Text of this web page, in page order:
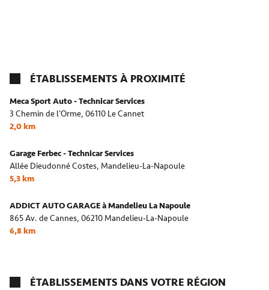
ÉTABLISSEMENTS À PROXIMITÉ
Meca Sport Auto - Technicar Services
3 Chemin de l'Orme, 06110 Le Cannet
2,0 km
Garage Ferbec - Technicar Services
Allée Dieudonné Costes, Mandelieu-La-Napoule
5,3 km
ADDICT AUTO GARAGE à Mandelieu La Napoule
865 Av. de Cannes, 06210 Mandelieu-La-Napoule
6,8 km
ÉTABLISSEMENTS DANS VOTRE RÉGION